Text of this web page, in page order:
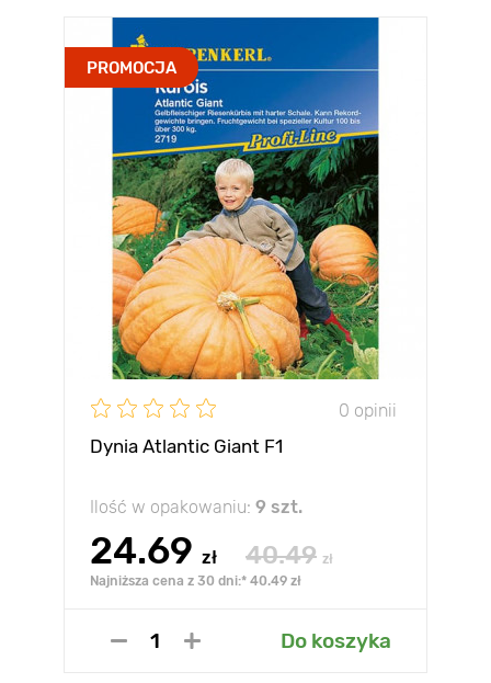
PROMOCJA
0 opinii
Dynia Atlantic Giant F1
Ilość w opakowaniu: 9 szt.
24.69 zł 40.49 zł
Najniższa cena z 30 dni:* 40.49 zł
Do koszyka